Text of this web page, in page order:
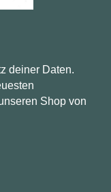
deiner Daten.
Shop von